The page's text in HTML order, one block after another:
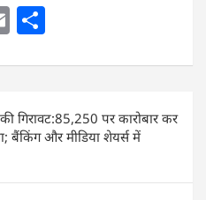
E
ai
l
ar
e
पर कारोबार कर
बैंकिंग और मीडिया शेयर्स में